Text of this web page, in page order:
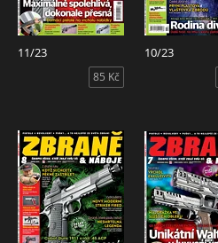
11/23
85 Kč
10/23